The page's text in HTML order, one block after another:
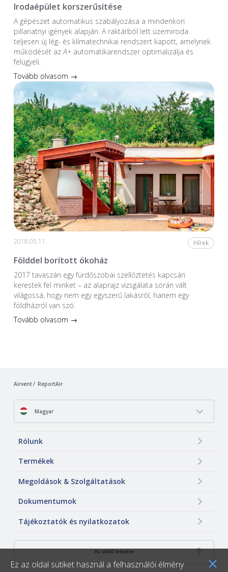
Irodaépület korszerűsítése
A gépészet automatikus szabályozása a mindenkori
pillanatnyi igények alapján. A raktárból lett üzemiroda
teljesen új lég- és klímatechnikai rendszert kapott, amelynek
működését az A+automatikarendszer optimalizálja és
felügyeli.
Tovább olvasom →
2018.05.11. Hírek
Földdel borított ökoház
2017 tavaszán egy fürdőszobai szellőztetés kapcsán
kerestek fel minket – az alaprajz vizsgálata során vált
világossá, hogy nem egy egyszerű lakásról, hanem egy
földházról van szó.
Tovább olvasom →
Ez az oldal sütiket használ a felhasználói élmény
Airvent ReportAir
Magyar
Rólunk
Termékek
Megoldások & Szolgáltatások
Dokumentumok
Tájékoztatók és nyilatkozatok
Az oldal tetejére